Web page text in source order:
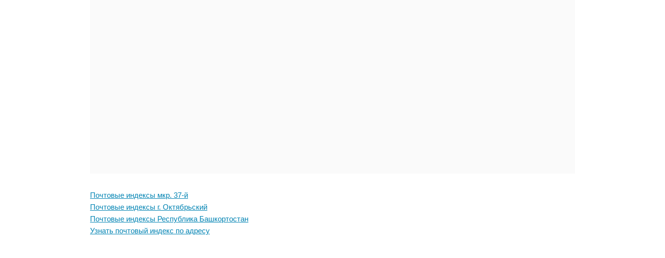
Почтовые индексы мкр. 37-й
Почтовые индексы г. Октябрьский
Почтовые индексы Республика Башкортостан
Узнать почтовый индекс по адресу